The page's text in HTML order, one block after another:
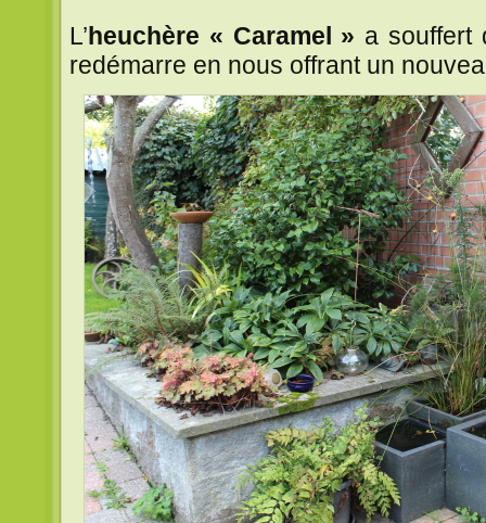
L’heuchère « Caramel » a souffert
redémarre en nous offrant un